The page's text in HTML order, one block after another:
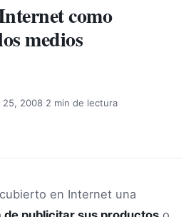
como
medios
2008 2 min de lectura
en Internet una